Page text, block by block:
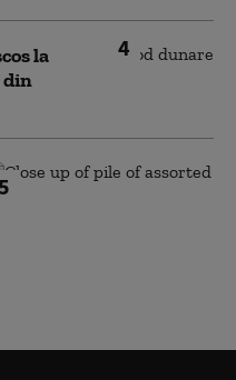
4
la
din